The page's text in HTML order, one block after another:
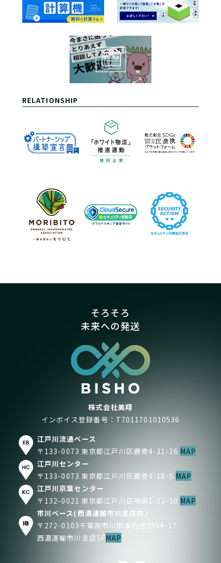
RELATIONSHIP
そろそろ
未来への発送
株式会社美翔
インボイス登録番号：T7011701010536
江戸川流通ベース
〒133-0073 東京都江戸川区鹿骨4-31-16 MAP
江戸川センター
〒133-0073 東京都江戸川区鹿骨4-18-5 MAP
江戸川京葉センター
〒132-0021 東京都江戸川区中央1-22-10 MAP
市川ベース(西濃運輸市川支店内）
〒272-0103千葉県市川市本行徳2554-17
西濃運輸市川支店5FMAP